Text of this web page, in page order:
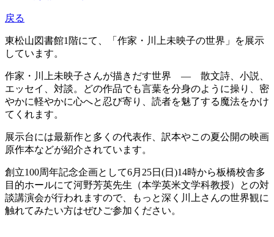
戻る
東松山図書館1階にて、「作家・川上未映子の世界」を展示
しています。
作家・川上未映子さんが描きだす世界 ― 散文詩、小説、
エッセイ、対談。どの作品でも言葉を分身のように操り、密
やかに軽やかに心へと忍び寄り、読者を魅了する魔法をかけ
てくれます。
展示台には最新作と多くの代表作、訳本やこの夏公開の映画
原作本などが紹介されています。
創立100周年記念企画として6月25日(日)14時から板橋校舎多
目的ホールにて河野芳英先生（本学英米文学科教授）との対
談講演会が行われますので、もっと深く川上さんの世界観に
触れてみたい方はぜひご参加ください。